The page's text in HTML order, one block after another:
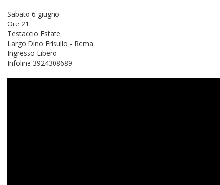
Sabato 6 giugno
Ore 21
Testaccio Estate
Largo Dino Frisullo - Roma
Ingresso Libero
Infoline 3924308689